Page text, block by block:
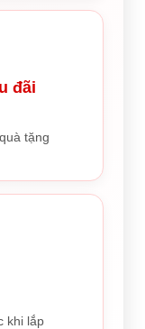
đãi
tặng
khi lắp